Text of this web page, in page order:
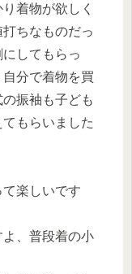
着物が欲しく
ちなものだっ
してもらっ
分で着物を買
振袖も子ども
もらいました
楽しいです
、普段着の小